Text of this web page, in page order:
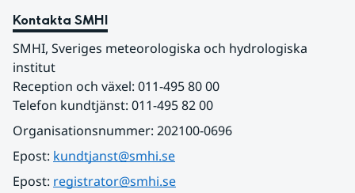
Kontakta SMHI
SMHI, Sveriges meteorologiska och hydrologiska
institut
Reception och växel: 011-495 80 00
Telefon kundtjänst: 011-495 82 00
Organisationsnummer: 202100-0696
Epost: kundtjanst@smhi.se
Epost: registrator@smhi.se